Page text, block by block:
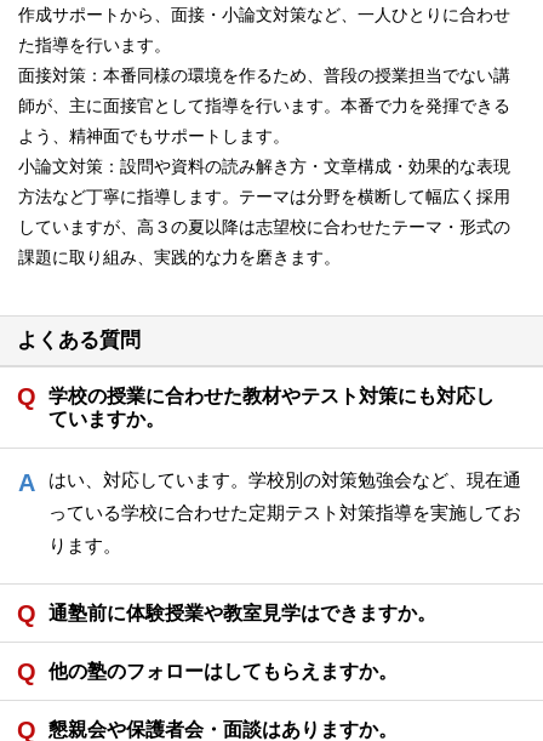
作成サポートから、面接・小論文対策など、一人ひとりに合わせ
た指導を行います。
面接対策：本番同様の環境を作るため、普段の授業担当でない講
師が、主に面接官として指導を行います。本番で力を発揮できる
よう、精神面でもサポートします。
小論文対策：設問や資料の読み解き方・文章構成・効果的な表現
方法など丁寧に指導します。テーマは分野を横断して幅広く採用
していますが、高３の夏以降は志望校に合わせたテーマ・形式の
課題に取り組み、実践的な力を磨きます。
よくある質問
学校の授業に合わせた教材やテスト対策にも対応し
ていますか。
はい、対応しています。学校別の対策勉強会など、現在通
っている学校に合わせた定期テスト対策指導を実施してお
ります。
通塾前に体験授業や教室見学はできますか。
他の塾のフォローはしてもらえますか。
懇親会や保護者会・面談はありますか。